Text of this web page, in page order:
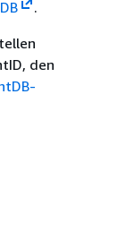
.
den